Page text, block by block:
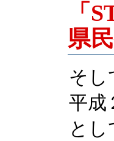
「
県
そし
平成
と